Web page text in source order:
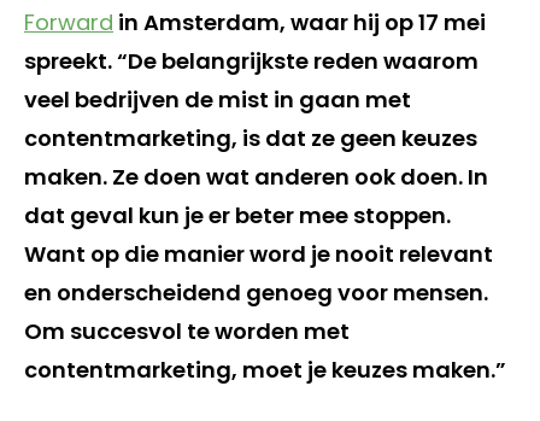
Forward in Amsterdam, waar hij op 17 mei
spreekt. “De belangrijkste reden waarom
veel bedrijven de mist in gaan met
contentmarketing, is dat ze geen keuzes
maken. Ze doen wat anderen ook doen. In
dat geval kun je er beter mee stoppen.
Want op die manier word je nooit relevant
en onderscheidend genoeg voor mensen.
Om succesvol te worden met
contentmarketing, moet je keuzes maken.”